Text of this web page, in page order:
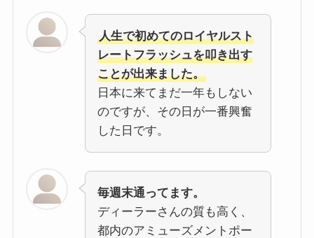
人生で初めてのロイヤルスト
レートフラッシュを叩き出す
ことが出来ました。
日本に来てまだ一年もしない
のですが、その日が一番興奮
した日です。
毎週末通ってます。
ディーラーさんの質も高く、
都内のアミューズメントポー